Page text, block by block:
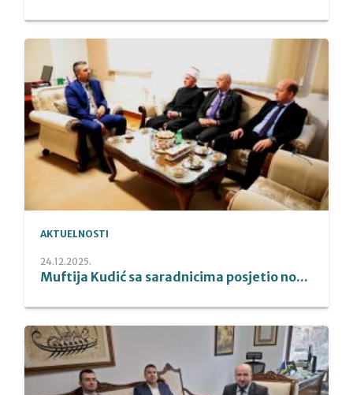
AKTUELNOSTI
24.12.2025.
Muftija Kudić sa saradnicima posjetio no...